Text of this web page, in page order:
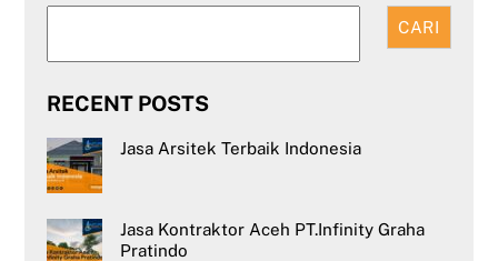
CARI
RECENT POSTS
Jasa Arsitek Terbaik Indonesia
Jasa Kontraktor Aceh PT.Infinity Graha
Pratindo